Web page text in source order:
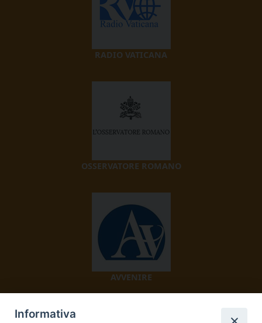
RADIO VATICANA
OSSERVATORE ROMANO
AVVENIRE
Informativa